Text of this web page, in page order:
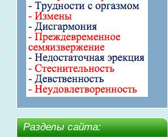
Разделы сайта: